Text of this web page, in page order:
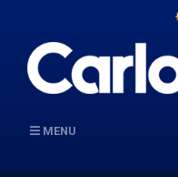
MENU